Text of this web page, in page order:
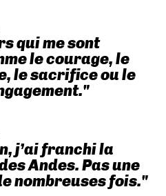
qui me sont
le courage, le
le sacrifice ou le
j’ai franchi la
Andes. Pas une
nombreuses fois."